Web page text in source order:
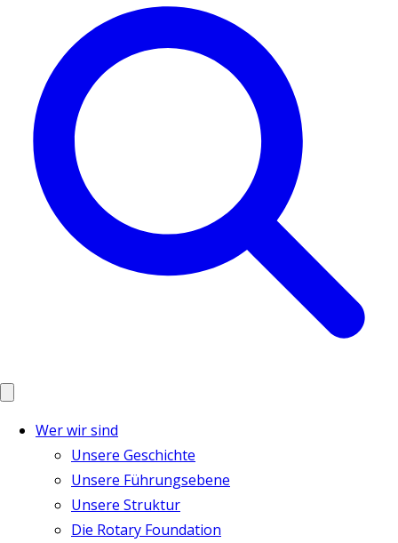
Wer wir sind
Unsere Geschichte
Unsere Führungsebene
Unsere Struktur
Die Rotary Foundation